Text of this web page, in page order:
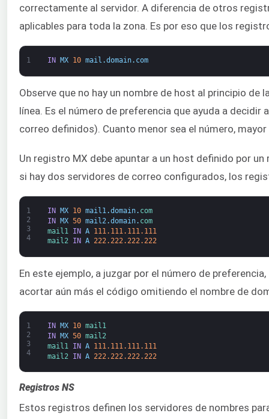
correctamente al servidor. A diferencia de otros
aplicables para toda la zona. Es por eso que los
1 IN MX 10 mail .domain. com
Observe que no hay un nombre de host al principio de
línea. Es el número de preferencia que ayuda a
correo definidos). Cuanto menor sea el número,
Un registro MX debe apuntar a un host definido por
si hay dos servidores de correo configurados, los
1
2
3
4
IN MX 10 mail1.domain. com
IN MX 50 mail2 .domain. com
mail1
IN A
111.111.111.111
mail2 IN A 222.222.222.222
En este ejemplo, a juzgar por el número de
acortar aún más el código omitiendo el nombre de
1
2
3
4
IN MX 10 mail1
IN
MX 50 mail2
mail1 IN A
111.111.111.111
mail2
IN A 222.222.222.222
Registros NS
Estos registros definen los servidores de nombres